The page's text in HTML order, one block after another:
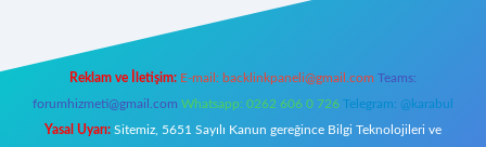
Reklam ve İletişim: E-mail: backlinkpaneli@gmail.com Teams:
forumhizmeti@gmail.com Whatsapp: 0262 606 0 726 Telegram: @karabul
Yasal Uyarı: Sitemiz, 5651 Sayılı Kanun gereğince Bilgi Teknolojileri ve